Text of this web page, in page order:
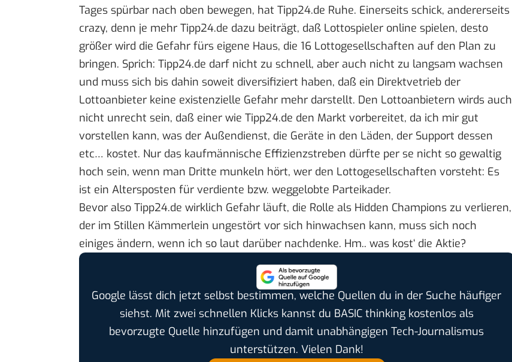
Tages spürbar nach oben bewegen, hat Tipp24.de Ruhe. Einerseits schick, andererseits
crazy, denn je mehr Tipp24.de dazu beiträgt, daß Lottospieler online spielen, desto
größer wird die Gefahr fürs eigene Haus, die 16 Lottogesellschaften auf den Plan zu
bringen. Sprich: Tipp24.de darf nicht zu schnell, aber auch nicht zu langsam wachsen
und muss sich bis dahin soweit diversifiziert haben, daß ein Direktvetrieb der
Lottoanbieter keine existenzielle Gefahr mehr darstellt. Den Lottoanbietern wirds auch
nicht unrecht sein, daß einer wie Tipp24.de den Markt vorbereitet, da ich mir gut
vorstellen kann, was der Außendienst, die Geräte in den Läden, der Support dessen
etc… kostet. Nur das kaufmännische Effizienzstreben dürfte per se nicht so gewaltig
hoch sein, wenn man Dritte munkeln hört, wer den Lottogesellschaften vorsteht: Es
ist ein Altersposten für verdiente bzw. weggelobte Parteikader.
Bevor also Tipp24.de wirklich Gefahr läuft, die Rolle als Hidden Champions zu verlieren,
der im Stillen Kämmerlein ungestört vor sich hinwachsen kann, muss sich noch
einiges ändern, wenn ich so laut darüber nachdenke. Hm.. was kost‘ die Aktie?
Google lässt dich jetzt selbst bestimmen, welche Quellen du in der Suche häufiger
siehst. Mit zwei schnellen Klicks kannst du BASIC thinking kostenlos als
bevorzugte Quelle hinzufügen und damit unabhängigen Tech-Journalismus
unterstützen. Vielen Dank!